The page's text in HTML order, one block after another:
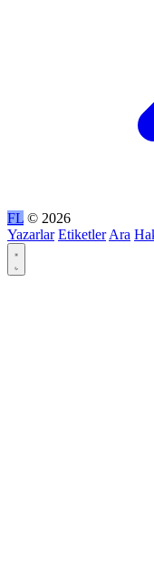
FL © 2026
Yazarlar Etiketler Ara